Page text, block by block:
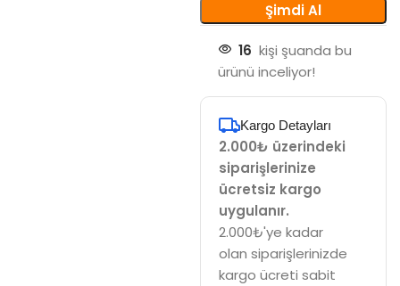
Şimdi Al
16 kişi şuanda bu
ürünü inceliyor!
Kargo Detayları
2.000₺ üzerindeki
siparişlerinize
ücretsiz kargo
uygulanır.
2.000₺'ye kadar
olan siparişlerinizde
kargo ücreti sabit